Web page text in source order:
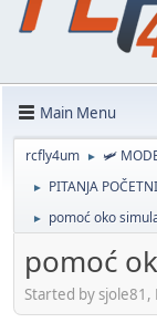
Main Menu
rcfly4um ► 🛩️
► PITANJA
► pomoć oko
pomoć
Started by